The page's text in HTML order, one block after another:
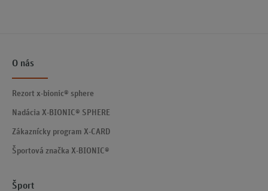
O nás
Rezort x-bionic® sphere
Nadácia X-BIONIC® SPHERE
Zákaznícky program X-CARD
Športová značka X-BIONIC®
Šport